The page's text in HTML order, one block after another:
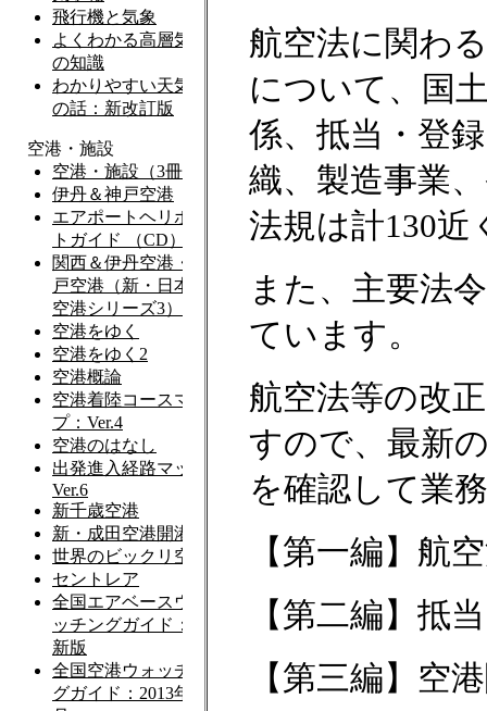
航空法に関わ
について、国
係、抵当・登
織、製造事業
法規は計130
また、主要法
ています。
航空法等の改
すので、最新
を確認して業
【第一編】航
【第二編】抵
【第三編】空